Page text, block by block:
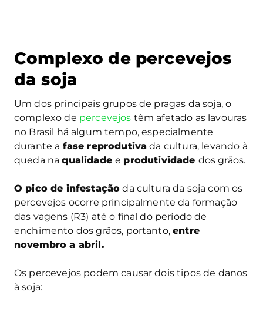
Complexo de percevejos
da soja
Um dos principais grupos de pragas da soja, o
complexo de percevejos têm afetado as lavouras
no Brasil há algum tempo, especialmente
durante a fase reprodutiva da cultura, levando à
queda naqualidadee produtividade dos grãos.
O pico de infestação da cultura da soja com os
percevejos ocorre principalmente da formação
das vagens (R3) até o final do período de
enchimento dos grãos, portanto,entre
novembro a abril.
Os percevejos podem causar dois tipos de danos
à soja: